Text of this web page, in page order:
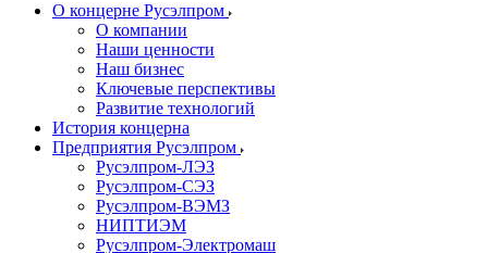
О концерне Русэлпром
О компании
Наши ценности
Наш бизнес
Ключевые перспективы
Развитие технологий
История концерна
Предприятия Русэлпром
Русэлпром-ЛЭЗ
Русэлпром-СЭЗ
Русэлпром-ВЭМЗ
НИПТИЭМ
Русэлпром-Электромаш